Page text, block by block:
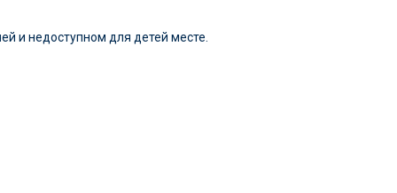
и недоступном для детей месте.